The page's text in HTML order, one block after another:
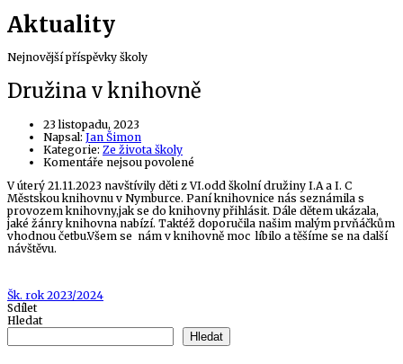
Aktuality
Nejnovější příspěvky školy
Družina v knihovně
23 listopadu, 2023
Napsal: Author
Jan Šimon
Kategorie: Ze života školy
Komentáře nejsou povolené
s
názvem
Družina
v
knihovně
V úterý 21.11.2023 navštívily děti z VI.odd školní družiny I.A a I. C
Městskou knihovnu v Nymburce. Paní knihovnice nás seznámila s
provozem knihovny,jak se do knihovny přihlásit. Dále dětem ukázala,
jaké žánry knihovna nabízí. Taktéž doporučila našim malým prvňáčkům
vhodnou četbu.Všem se nám v knihovně moc líbilo a těšíme se na další
návštěvu.
Tags
Šk. rok 2023/2024
Sdílet
Hledat
Hledat